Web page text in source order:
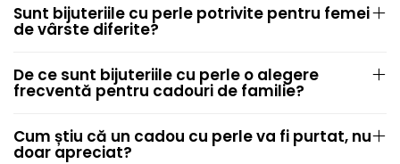
Sunt bijuteriile cu perle potrivite pentru femei
de vârste diferite?
De ce sunt bijuteriile cu perle o alegere
frecventă pentru cadouri de familie?
Cum știu că un cadou cu perle va fi purtat, nu
doar apreciat?